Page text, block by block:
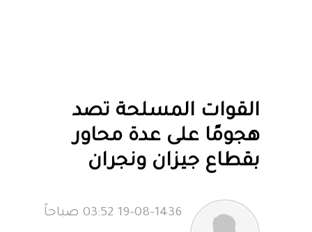
القوات المسلحة تصد
هجومًا على عدة محاور
بقطاع جيزان ونجران